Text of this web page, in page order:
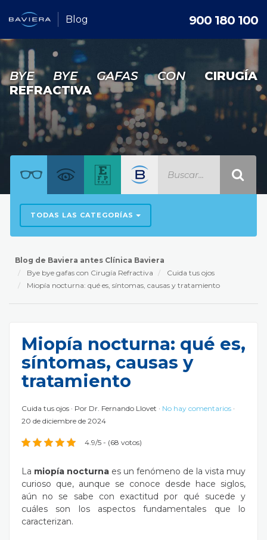
Blog 900 180 100
BYE BYE GAFAS CON CIRUGÍA
REFRACTIVA
TODAS LAS CATEGORÍAS
Blog de Baviera antes Clínica Baviera
Bye bye gafas con Cirugía Refractiva
Cuida tus ojos
Miopía nocturna: qué es, síntomas, causas y tratamiento
Miopía nocturna: qué es,
síntomas, causas y
tratamiento
Cuida tus ojos Por Dr. Fernando Llovet
No hay comentarios
20 de diciembre de 2024
4.9/5 - (68 votos)
La miopía nocturna es un fenómeno de la vista muy
curioso que, aunque se conoce desde hace siglos,
aún no se sabe con exactitud por qué sucede y
cuáles son los aspectos fundamentales que lo
caracterizan.